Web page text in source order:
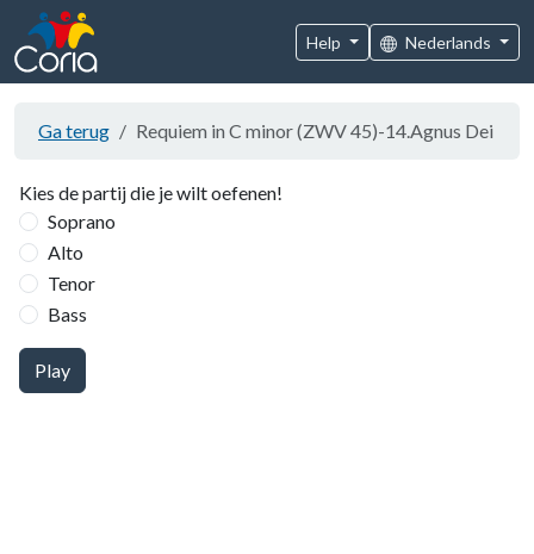
Help Nederlands
Ga terug Requiem in C minor (ZWV 45)-14.Agnus Dei
Kies de partij die je wilt oefenen!
Soprano
Alto
Tenor
Bass
Play